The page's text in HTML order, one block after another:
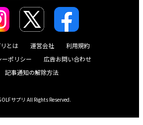
とは 運営会社
利用規約
ーポリシー
広告お問い合わせ
記事通知の解除方法
サプリ All Rights Reserved.